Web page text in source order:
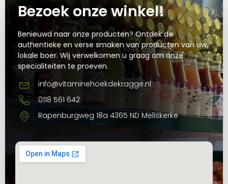
Bezoek onze winkel!
Benieuwd naar onze producten? Ontdek de
authentieke en verse smaken van producten van uw
lokale boer. Wij verwelkomen u graag om onze
specialiteiten te proeven.
info@vitaminehoekdekragge.nl
0118 561 642
Rapenburgweg 18a 4365 ND Meliskerke